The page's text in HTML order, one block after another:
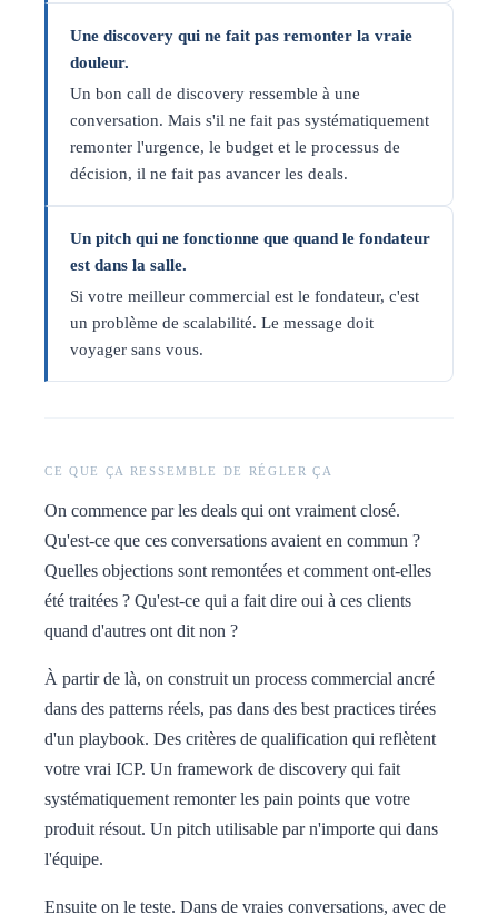
Une discovery qui ne fait pas remonter la vraie
douleur.
Un bon call de discovery ressemble à une
conversation. Mais s'il ne fait pas systématiquement
remonter l'urgence, le budget et le processus de
décision, il ne fait pas avancer les deals.
Un pitch qui ne fonctionne que quand le fondateur
est dans la salle.
Si votre meilleur commercial est le fondateur, c'est
un problème de scalabilité. Le message doit
voyager sans vous.
CE QUE ÇA RESSEMBLE DE RÉGLER ÇA
On commence par les deals qui ont vraiment closé.
Qu'est-ce que ces conversations avaient en commun ?
Quelles objections sont remontées et comment ont-elles
été traitées ? Qu'est-ce qui a fait dire oui à ces clients
quand d'autres ont dit non ?
À partir de là, on construit un process commercial ancré
dans des patterns réels, pas dans des best practices tirées
d'un playbook. Des critères de qualification qui reflètent
votre vrai ICP. Un framework de discovery qui fait
systématiquement remonter les pain points que votre
produit résout. Un pitch utilisable par n'importe qui dans
l'équipe.
Ensuite on le teste. Dans de vraies conversations, avec de